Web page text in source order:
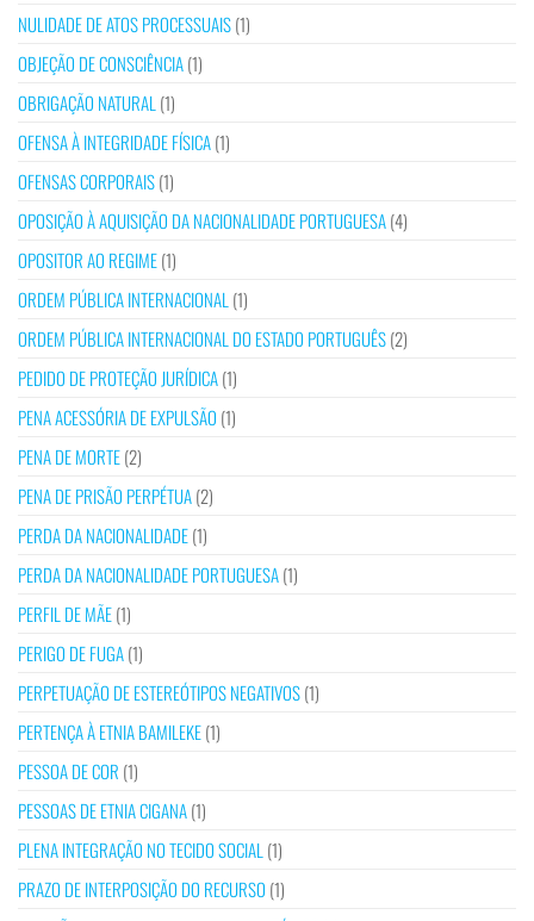
NULIDADE DE ATOS PROCESSUAIS(1)
OBJEÇÃO DE CONSCIÊNCIA(1)
OBRIGAÇÃO NATURAL (1)
OFENSA À INTEGRIDADE FÍSICA(1)
OFENSAS CORPORAIS(1)
OPOSIÇÃO À AQUISIÇÃO DA NACIONALIDADE PORTUGUESA(4)
OPOSITOR AO REGIME(1)
ORDEM PÚBLICA INTERNACIONAL (1)
ORDEM PÚBLICA INTERNACIONAL DO ESTADO PORTUGUÊS(2)
PEDIDO DE PROTEÇÃO JURÍDICA(1)
PENA ACESSÓRIA DE EXPULSÃO (1)
PENA DE MORTE(2)
PENA DE PRISÃO PERPÉTUA(2)
PERDA DA NACIONALIDADE(1)
PERDA DA NACIONALIDADE PORTUGUESA(1)
PERFIL DE MÃE(1)
PERIGO DE FUGA(1)
PERPETUAÇÃO DE ESTEREÓTIPOS NEGATIVOS(1)
PERTENÇA À ETNIA BAMILEKE(1)
PESSOA DE COR (1)
PESSOAS DE ETNIA CIGANA(1)
PLENA INTEGRAÇÃO NO TECIDO SOCIAL (1)
PRAZO DE INTERPOSIÇÃO DO RECURSO (1)